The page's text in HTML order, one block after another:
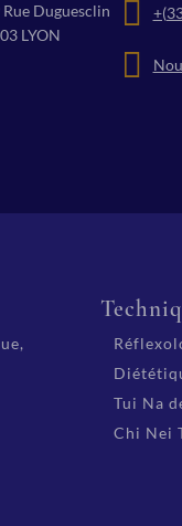
Rue Duguesclin
LYON
Tui Na
Chi Nei